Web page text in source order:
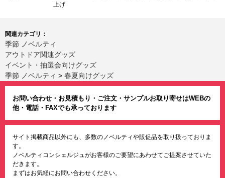
上げ
関連カテゴリ：
季節 ノベルティ
アウトドア関連グッズ
イベント・抽選会向けグッズ
季節 ノベルティ > 春夏向けグッズ
お問い合わせ・お見積もり・ご注文・サンプルお取り寄せはWEBの
他・電話・FAXでも承っております
サイト掲載商品以外にも、多数のノベルティや販促品を取り扱っておりま
す。
ノベルティコンシェルジュがお客様のご要望にあわせてご提案させていた
だきます。
まずはお気軽にお問い合わせください。